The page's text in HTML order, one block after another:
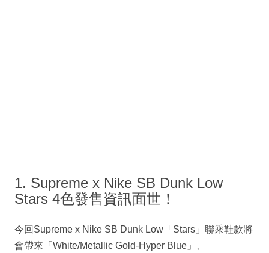
1. Supreme x Nike SB Dunk Low
Stars 4色發售資訊面世！
今回Supreme x Nike SB Dunk Low「Stars」聯乘鞋款將
會帶來「White/Metallic Gold-Hyper Blue」、